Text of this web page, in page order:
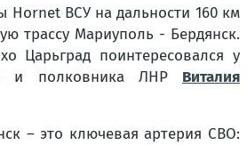
Hornet ВСУ на дальности 160 км
трассу Мариуполь - Бердянск.
Царьград поинтересовался у
и полковника ЛНР Виталия
– это ключевая артерия СВО: